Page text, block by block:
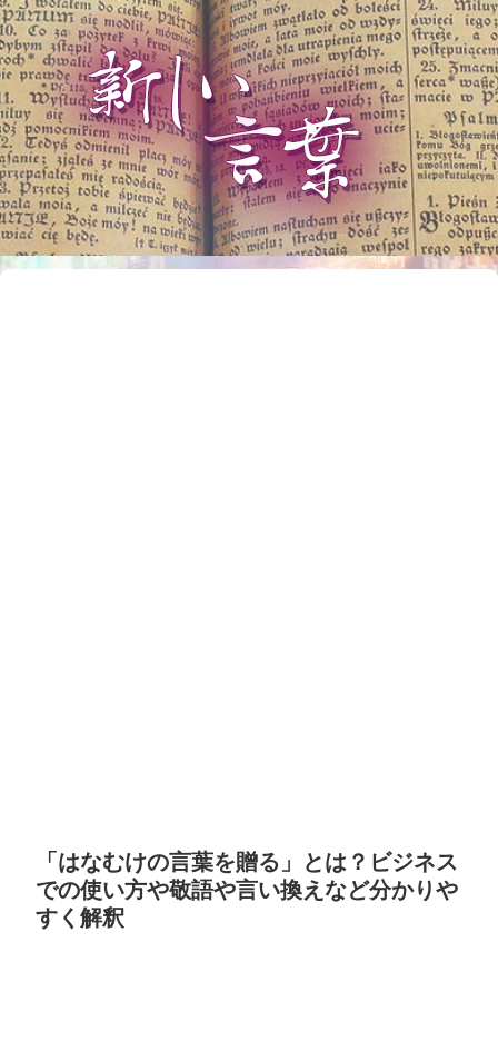
「はなむけの言葉を贈る」とは？ビジネス
での使い方や敬語や言い換えなど分かりや
すく解釈